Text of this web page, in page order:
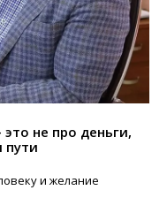
не про деньги,
пути
и желание